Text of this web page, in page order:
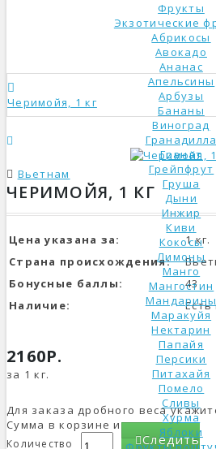
Фрукты
Экзотические
Абрикосы
Авокадо
Ананас
Апельсины
Арбузы
Бананы
Виноград
Гранадилла
Гранат
Грейпфрут
Груша
Дыни
Инжир
Киви
Кокосы
Лимоны
Манго
Мангостин
Маракуйя
Нектарин
Папайя
Персики
Питахайя
Помело
Сливы
Хурма
Яблоки
Черимойя, 1 кг
Вьетнам
ЧЕРИМОЙЯ, 1 КГ
Цена указана за:
1 кг.
Страна происхождения:
Бонусные баллы:
43
Наличие:
2160Р.
за 1 кг.
Для заказа дробного веса
Сумма в корзине изменится.
Количество
Следить